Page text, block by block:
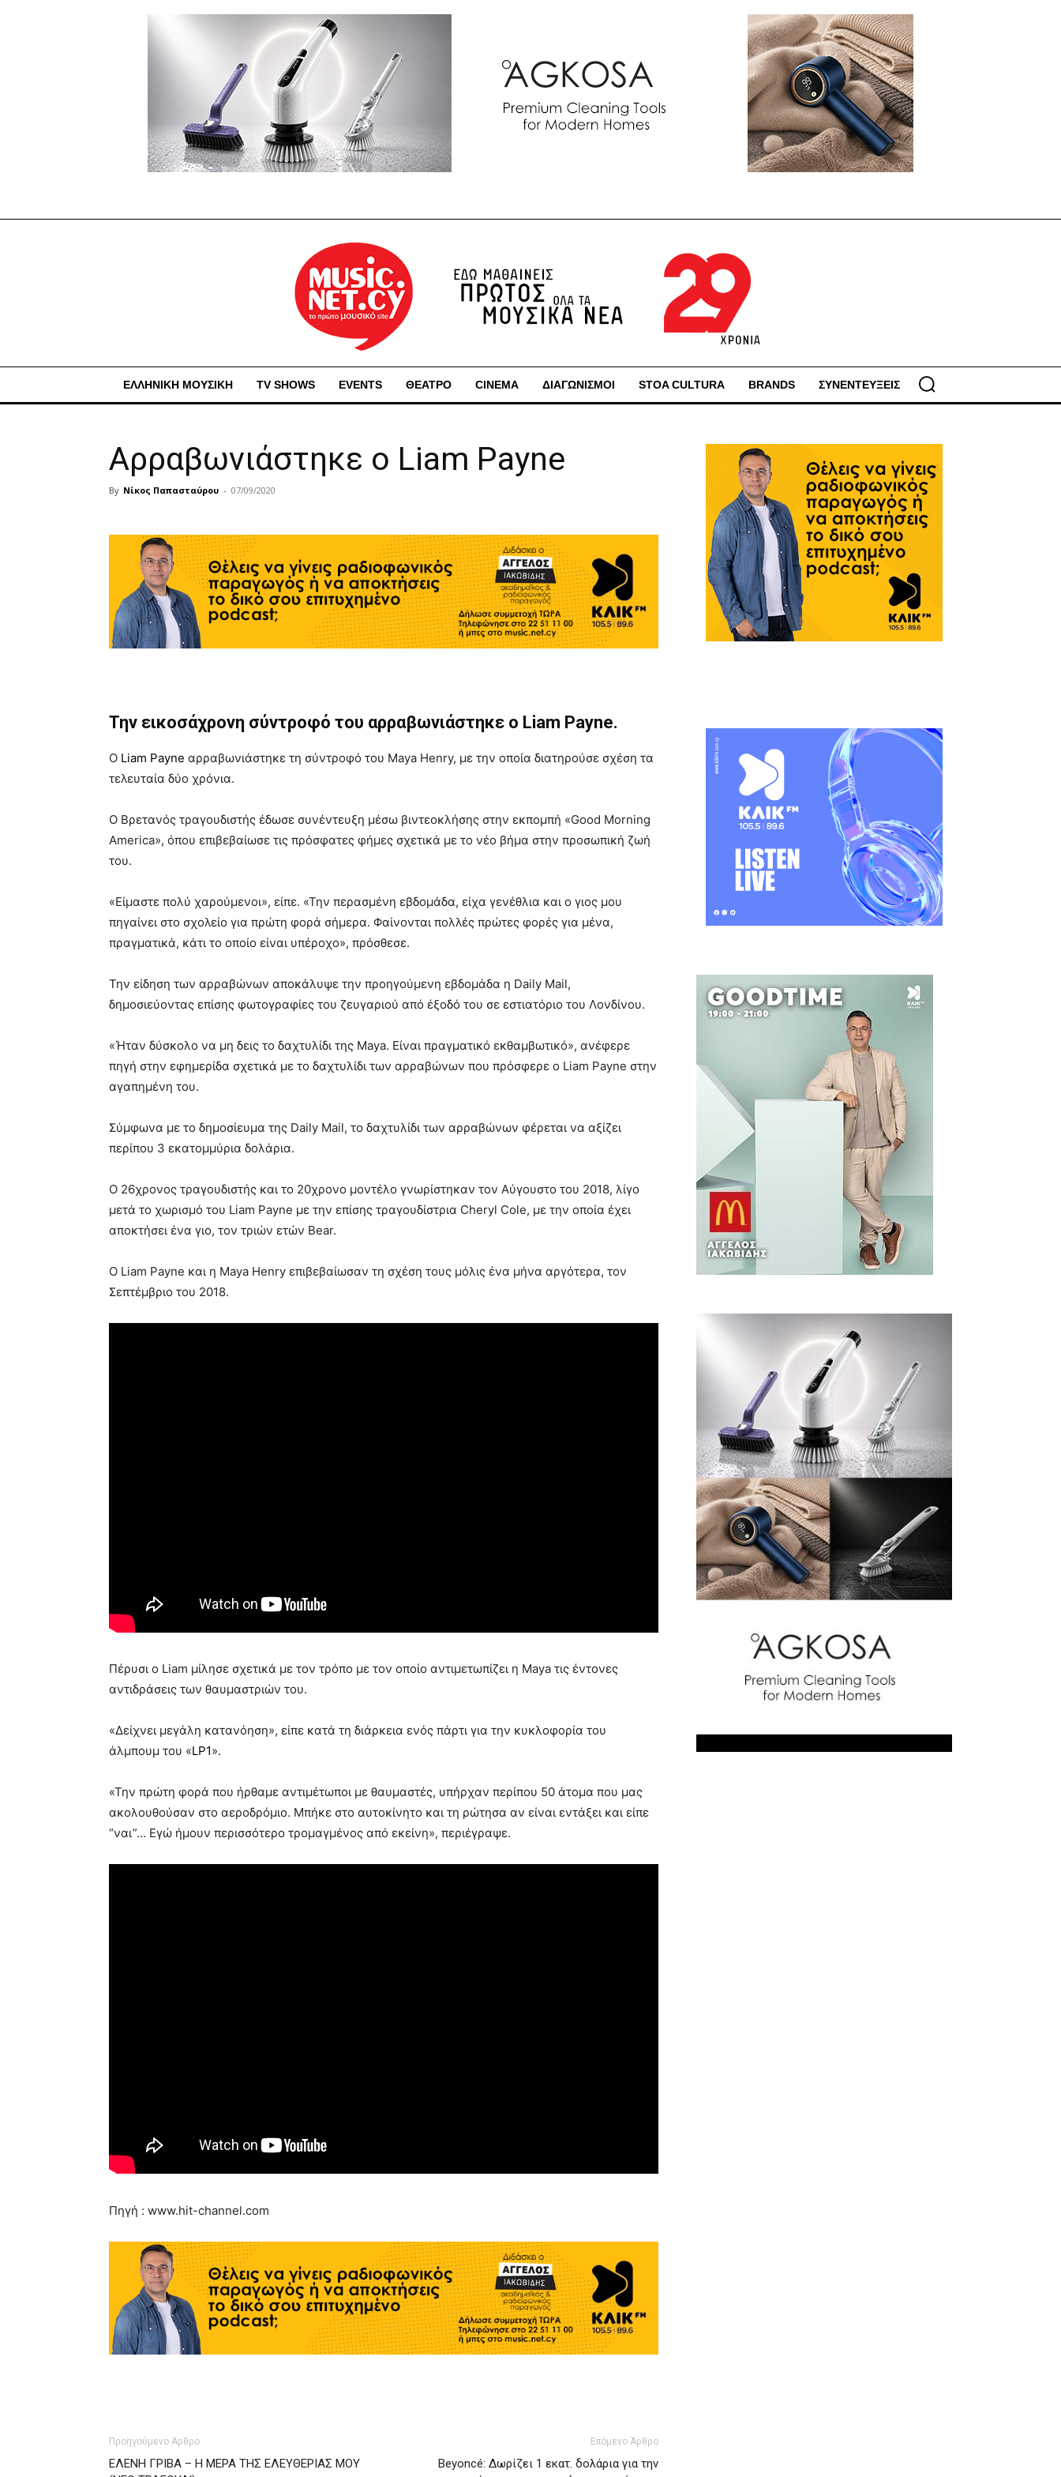
ΕΛΛΗΝΙΚΗ ΜΟΥΣΙΚΗ TV SHOWS EVENTS ΘΕΑΤΡΟ CINEMA ΔΙΑΓΩΝΙΣΜΟΙ STOA CULTURA BRANDS ΣΥΝΕΝΤΕΥΞΕΙΣ
Αρραβωνιάστηκε ο Liam Payne
By Νίκος Παπασταύρου - 07/09/2020
Την εικοσάχρονη σύντροφό του αρραβωνιάστηκε ο Liam Payne.
Ο Liam Payne αρραβωνιάστηκε τη σύντροφό του Maya Henry, με την οποία διατηρούσε σχέση τα
τελευταία δύο χρόνια.
Ο Βρετανός τραγουδιστής έδωσε συνέντευξη μέσω βιντεοκλήσης στην εκπομπή «Good Morning
America», όπου επιβεβαίωσε τις πρόσφατες φήμες σχετικά με το νέο βήμα στην προσωπική ζωή
του.
«Είμαστε πολύ χαρούμενοι», είπε. «Την περασμένη εβδομάδα, είχα γενέθλια και ο γιος μου
πηγαίνει στο σχολείο για πρώτη φορά σήμερα. Φαίνονται πολλές πρώτες φορές για μένα,
πραγματικά, κάτι το οποίο είναι υπέροχο», πρόσθεσε.
Την είδηση των αρραβώνων αποκάλυψε την προηγούμενη εβδομάδα η Daily Mail,
δημοσιεύοντας επίσης φωτογραφίες του ζευγαριού από έξοδό του σε εστιατόριο του Λονδίνου.
«Ήταν δύσκολο να μη δεις το δαχτυλίδι της Maya. Είναι πραγματικό εκθαμβωτικό», ανέφερε
πηγή στην εφημερίδα σχετικά με το δαχτυλίδι των αρραβώνων που πρόσφερε ο Liam Payne στην
αγαπημένη του.
Σύμφωνα με το δημοσίευμα της Daily Mail, το δαχτυλίδι των αρραβώνων φέρεται να αξίζει
περίπου 3 εκατομμύρια δολάρια.
Ο 26χρονος τραγουδιστής και το 20χρονο μοντέλο γνωρίστηκαν τον Αύγουστο του 2018, λίγο
μετά το χωρισμό του Liam Payne με την επίσης τραγουδίστρια Cheryl Cole, με την οποία έχει
αποκτήσει ένα γιο, τον τριών ετών Bear.
Ο Liam Payne και η Maya Henry επιβεβαίωσαν τη σχέση τους μόλις ένα μήνα αργότερα, τον
Σεπτέμβριο του 2018.
Πέρυσι ο Liam μίλησε σχετικά με τον τρόπο με τον οποίο αντιμετωπίζει η Maya τις έντονες
αντιδράσεις των θαυμαστριών του.
«Δείχνει μεγάλη κατανόηση», είπε κατά τη διάρκεια ενός πάρτι για την κυκλοφορία του
άλμπουμ του «LP1».
«Την πρώτη φορά που ήρθαμε αντιμέτωποι με θαυμαστές, υπήρχαν περίπου 50 άτομα που μας
ακολουθούσαν στο αεροδρόμιο. Μπήκε στο αυτοκίνητο και τη ρώτησα αν είναι εντάξει και είπε
“ναι”… Εγώ ήμουν περισσότερο τρομαγμένος από εκείνη», περιέγραψε.
Πηγή : www.hit-channel.com
Προηγούμενο Άρθρο
ΕΛΕΝΗ ΓΡΙΒΑ – Η ΜΕΡΑ ΤΗΣ ΕΛΕΥΘΕΡΙΑΣ ΜΟΥ
Επόμενο Άρθρο
Beyoncé: Δωρίζει 1 εκατ. δολάρια για την